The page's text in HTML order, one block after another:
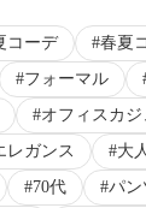
コーデ 春夏
フォーマル
オフィスカ
レガンス 大
70代 パン